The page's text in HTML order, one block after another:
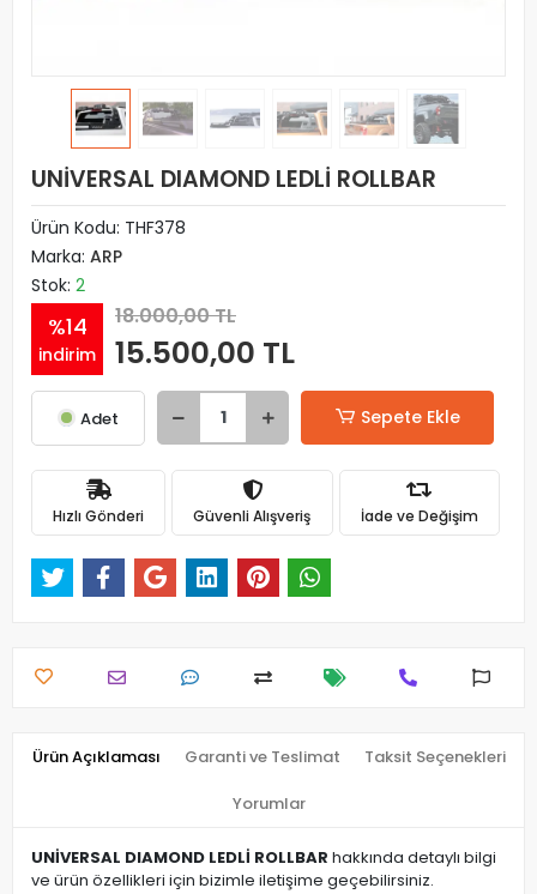
UNİVERSAL DIAMOND LEDLİ ROLLBAR
Ürün Kodu: THF378
Marka: ARP
Stok: 2
%14
indirim
18.000,00 TL
15.500,00 TL
Adet Sepete Ekle
Hızlı Gönderi Güvenli Alışveriş İade ve Değişim
Ürün Açıklaması Garanti ve Teslimat Taksit Seçenekleri
Yorumlar
UNİVERSAL DIAMOND LEDLİ ROLLBAR hakkında detaylı bilgi
ve ürün özellikleri için bizimle iletişime geçebilirsiniz.